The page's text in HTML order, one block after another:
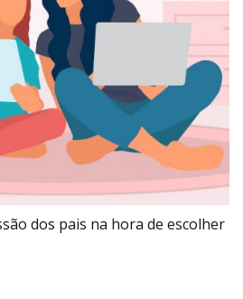
dos pais na hora de escolher